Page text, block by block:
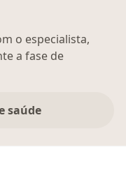
o especialista,
a fase de
saúde